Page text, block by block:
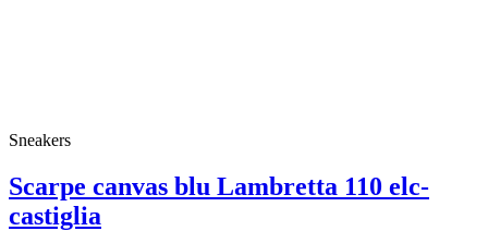
Sneakers
Scarpe canvas blu Lambretta 110 elc-
castiglia